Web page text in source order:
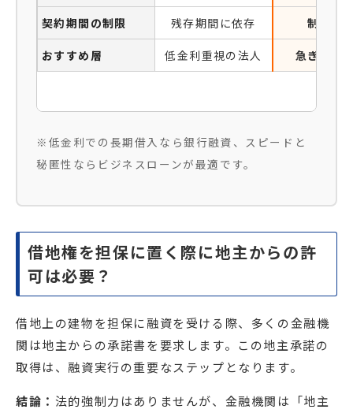
契約期間の制限 残存期間に依存 制限な
おすすめ層 低金利重視の法人 急ぎの法
※低金利での長期借入なら銀行融資、スピードと
秘匿性ならビジネスローンが最適です。
借地権を担保に置く際に地主からの許
可は必要？
借地上の建物を担保に融資を受ける際、多くの金融機
関は地主からの承諾書を要求します。この地主承諾の
取得は、融資実行の重要なステップとなります。
結論： 法的強制力はありませんが、金融機関は「地主